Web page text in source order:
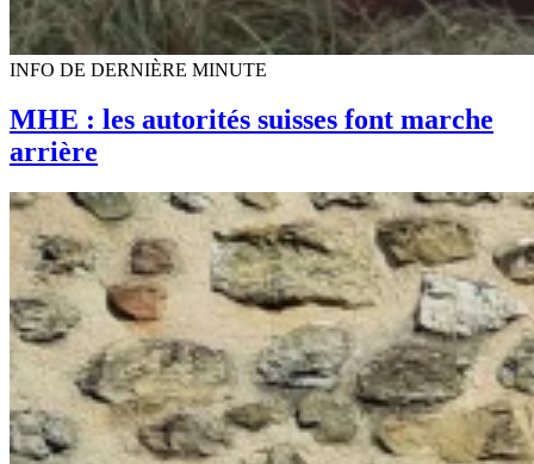
INFO DE DERNIÈRE MINUTE
MHE : les autorités suisses font marche
arrière